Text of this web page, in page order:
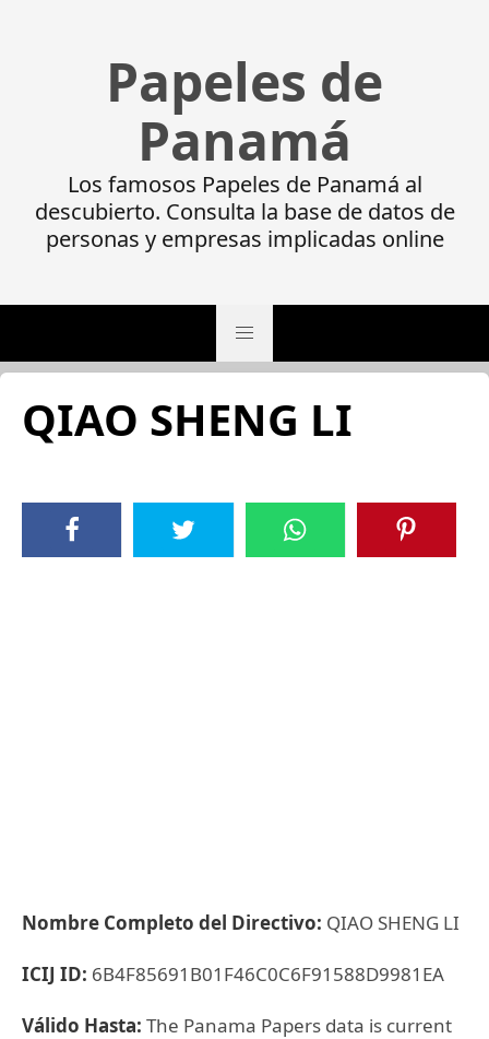
Papeles de
Panamá
Los famosos Papeles de Panamá al
descubierto. Consulta la base de datos de
personas y empresas implicadas online
QIAO SHENG LI
Nombre Completo del Directivo: QIAO SHENG LI
ICIJ ID: 6B4F85691B01F46C0C6F91588D9981EA
Válido Hasta: The Panama Papers data is current